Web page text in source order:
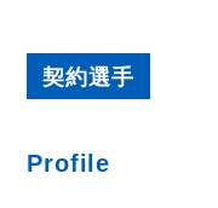
契約選手
Profile